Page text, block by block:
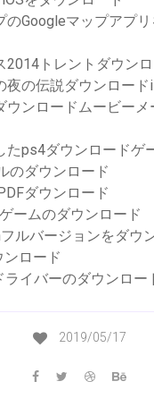
のGoogleマップアプ
2014トレントダウン
夜の伝説ダウンロー
ウンロードムービー
たps4ダウンロードゲ
のダウンロード
ダウンロード
ームのダウンロード
ルバージョンをダウ
ロード
イバーのダウンロー
2019/05/17